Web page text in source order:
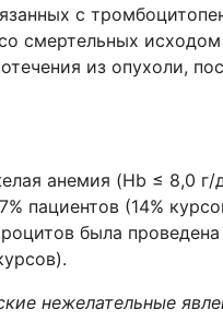
с
смертельных исходом
из опухоли,
анемия (Hb ≤ 8,0 г/
пациентов (14%
была проведена
нежелательные